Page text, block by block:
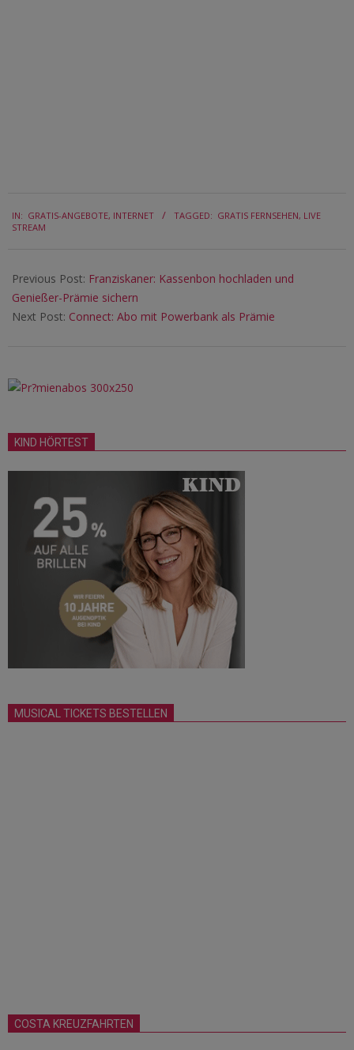
06-
IN: GRATIS-ANGEBOTE, INTERNET TAGGED: GRATIS FERNSEHEN, LIVE
STREAM
Previous Post: Franziskaner: Kassenbon hochladen und
Genießer-Prämie sichern
Next Post: Connect: Abo mit Powerbank als Prämie
KIND HÖRTEST
MUSICAL TICKETS BESTELLEN
COSTA KREUZFAHRTEN